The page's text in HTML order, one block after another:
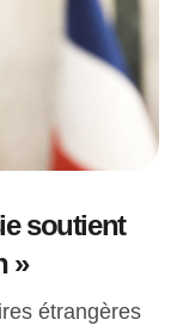
soutient
»
étrangères